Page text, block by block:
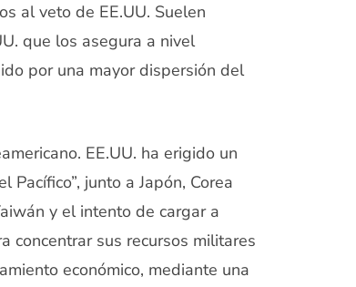
al veto de EE.UU. Suelen
que los asegura a nivel
por una mayor dispersión del
EE.UU. ha erigido un
junto a Japón, Corea
y el intento de cargar a
concentrar sus recursos militares
económico, mediante una